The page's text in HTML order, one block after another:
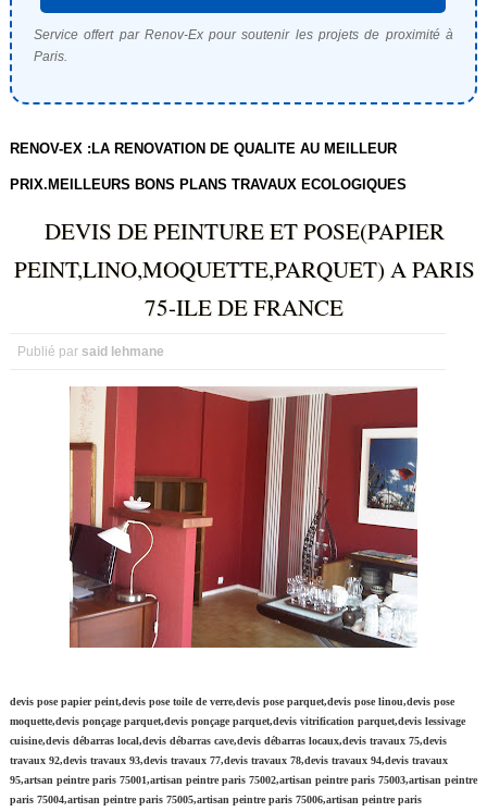
Service offert par Renov-Ex pour soutenir les projets de proximité à
Paris.
RENOV-EX :LA RENOVATION DE QUALITE AU MEILLEUR
PRIX.MEILLEURS BONS PLANS TRAVAUX ECOLOGIQUES
DEVIS DE PEINTURE ET POSE(PAPIER
PEINT,LINO,MOQUETTE,PARQUET) A PARIS
75-ILE DE FRANCE
Publié par said lehmane
devis pose papier peint,devis pose toile de verre,devis pose parquet,devis pose linou,devis pose
moquette,devis ponçage parquet,devis ponçage parquet,devis vitrification parquet,devis lessivage
cuisine,devis débarras local,devis débarras cave,devis débarras locaux,devis travaux 75,devis
travaux 92,devis travaux 93,devis travaux 77,devis travaux 78,devis travaux 94,devis travaux
95,artsan peintre paris 75001,artisan peintre paris 75002,artisan peintre paris 75003,artisan peintre
paris 75004,artisan peintre paris 75005,artisan peintre paris 75006,artisan peintre paris